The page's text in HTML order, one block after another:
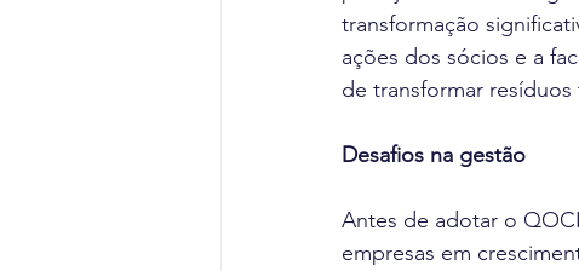
transformação
ações dos sócios e a
de transformar
Desafios na gestão
Antes de adotar o
empresas em